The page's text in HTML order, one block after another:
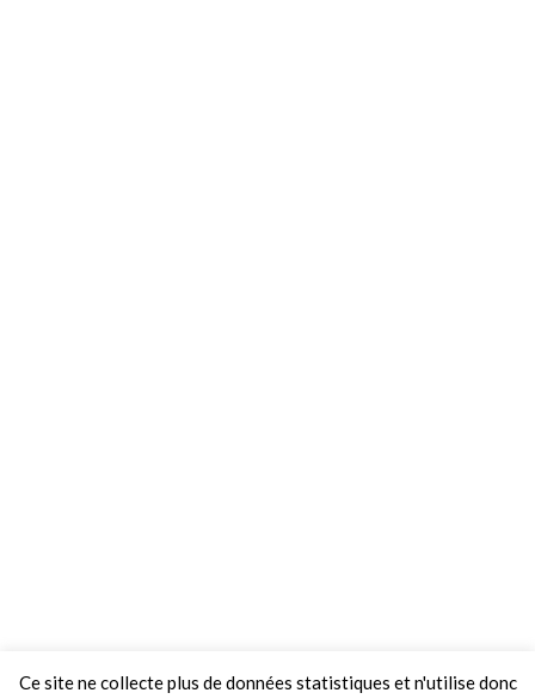
Ce site ne collecte plus de données statistiques et n'utilise donc